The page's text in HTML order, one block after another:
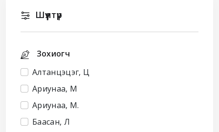
Шүүлтүүр
Зохиогч
Алтанцэцэг, Ц
Ариунаа, М
Ариунаа, М.
Баасан, Л